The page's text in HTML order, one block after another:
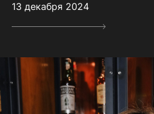
13 декабря 2024